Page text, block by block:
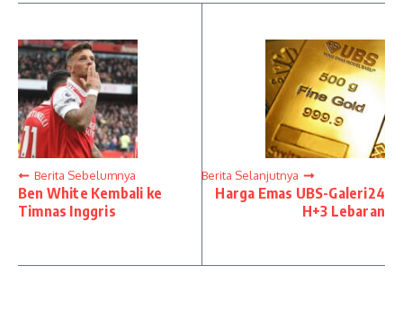
Berita Sebelumnya
Ben White Kembali ke
Timnas Inggris
Berita Selanjutnya
Harga Emas UBS-Galeri24
H+3 Lebaran